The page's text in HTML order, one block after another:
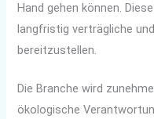
Hand gehen können.
langfristig verträgliche
bereitzustellen.
Die Branche wird
ökologische